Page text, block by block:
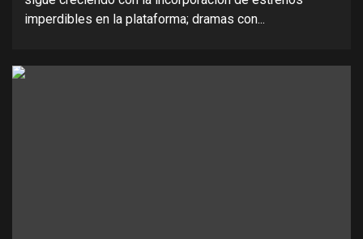
imperdibles en la plataforma; dramas con...